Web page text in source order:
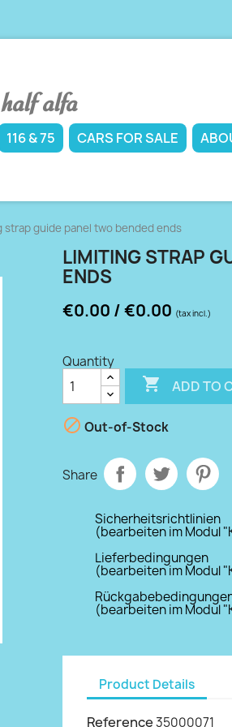
alfa
116 & 75 CARS FOR SALE
strap guide panel two bended ends
LIMITING STRAP
ENDS
€0.00 / €0.00 (tax incl.)
Quantity
 ADD TO
 Out-of-Stock
Share
Sicherheitsrichtlinien
(bearbeiten im Modul
Lieferbedingungen
(bearbeiten im Modul
(bearbeiten im Modul
Product Details
Reference35000071